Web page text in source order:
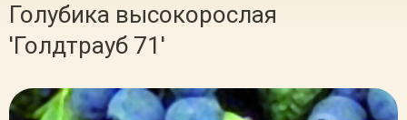
Голубика высокорослая
'Голдтрауб 71'